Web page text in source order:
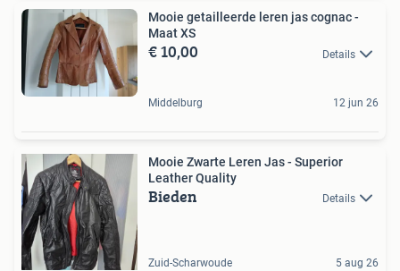
Mooie getailleerde leren jas cognac -
Maat XS
€ 10,00 Details
Middelburg 12 jun 26
Mooie Zwarte Leren Jas - Superior
Leather Quality
Bieden Details
Zuid-Scharwoude 5 aug 26